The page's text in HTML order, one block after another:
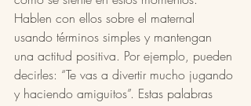
Hablen con ellos sobre el maternal
usando términos simples y mantengan
una actitud positiva. Por ejemplo, pueden
decirles: “Te vas a divertir mucho jugando
y haciendo amiguitos”. Estas palabras